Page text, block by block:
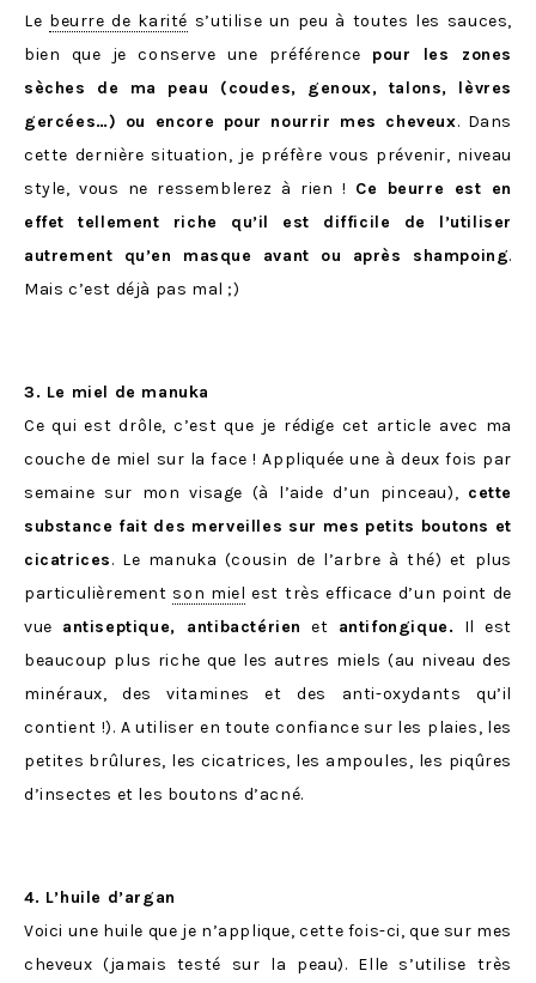
Le beurre de karité s’utilise un peu à toutes les sauces,
bien que je conserve une préférence pour les zones
sèches de ma peau (coudes, genoux, talons, lèvres
gercées…) ou encore pour nourrir mes cheveux. Dans
cette dernière situation, je préfère vous prévenir, niveau
style, vous ne ressemblerez à rien ! Ce beurre est en
effet tellement riche qu’il est difficile de l’utiliser
autrement qu’en masque avant ou après shampoing.
Mais c’est déjà pas mal ;)
3. Le miel de manuka
Ce qui est drôle, c’est que je rédige cet article avec ma
couche de miel sur la face ! Appliquée une à deux fois par
semaine sur mon visage (à l’aide d’un pinceau), cette
substance fait des merveilles sur mes petits boutons et
cicatrices. Le manuka (cousin de l’arbre à thé) et plus
particulièrement son miel est très efficace d’un point de
vue antiseptique, antibactérien et antifongique. Il est
beaucoup plus riche que les autres miels (au niveau des
minéraux, des vitamines et des anti-oxydants qu’il
contient !). A utiliser en toute confiance sur les plaies, les
petites brûlures, les cicatrices, les ampoules, les piqûres
d’insectes et les boutons d’acné.
4. L’huile d’argan
Voici une huile que je n’applique, cette fois-ci, que sur mes
cheveux (jamais testé sur la peau). Elle s’utilise très